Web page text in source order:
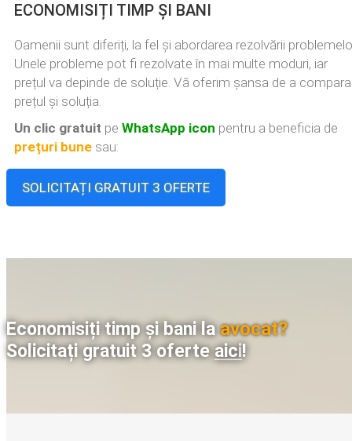
ECONOMISIȚI TIMP ȘI BANI
Oamenii sunt diferiți, la fel și abordarea rezolvării
Unele probleme pot fi rezolvate în mai multe moduri, iar
prețul va depinde de soluție. Vă oferim șansa de a compara
prețul și soluția.
Un clic gratuit pe WhatsApp icon pentru a beneficia de
prețuri bune sau:
SOLICITAȚI GRATUIT 3 OFERTE
Economisiți timp și bani laavocat?
Solicitați gratuit 3 oferteaici!